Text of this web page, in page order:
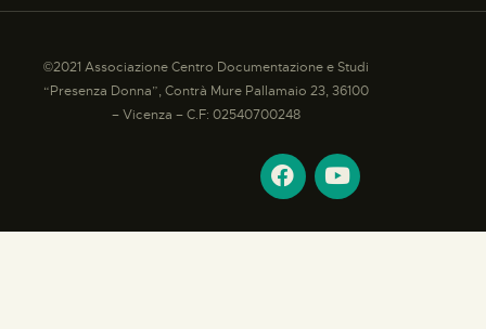
©2021 Associazione Centro Documentazione e Studi
“Presenza Donna”, Contrà Mure Pallamaio 23, 36100
– Vicenza – C.F: 02540700248